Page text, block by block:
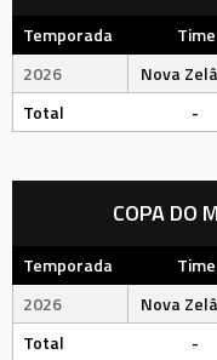
Temporada Time
2026
Nova
Total
-
COPA DO
Temporada Time
2026
Nova
Total
-